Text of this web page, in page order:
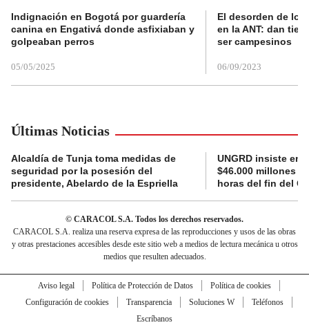
Indignación en Bogotá por guardería
canina en Engativá donde asfixiaban y
golpeaban perros
05/05/2025
El desorden de
en la ANT: dan
ser campesinos
06/09/2023
Últimas Noticias
Alcaldía de Tunja toma medidas de
seguridad por la posesión del
presidente, Abelardo de la Espriella
UNGRD insiste en
$46.000 millones
horas del fin del
© CARACOL S.A. Todos los derechos reservados.
CARACOL S.A. realiza una reserva expresa de las reproducciones y usos de las obras
y otras prestaciones accesibles desde este sitio web a medios de lectura mecánica u otros
medios que resulten adecuados.
Aviso legal Política de Protección de Datos
Política de cookies
Configuración de cookies
Transparencia Soluciones W
Teléfonos
Escríbanos